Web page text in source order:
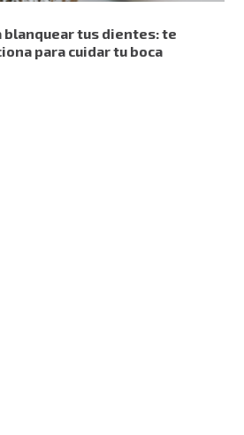
blanquear tus dientes: te
para cuidar tu boca